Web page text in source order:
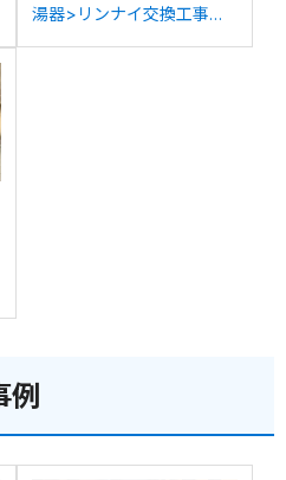
湯器>リンナイ交換工事施
例